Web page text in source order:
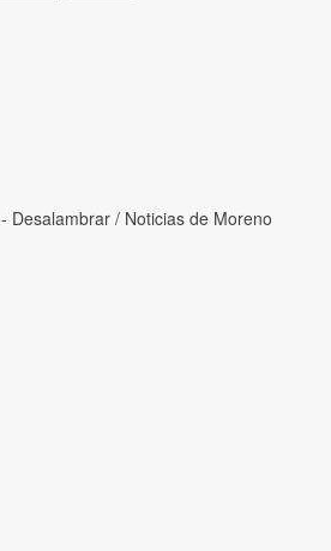
- Desalambrar / Noticias de Moreno